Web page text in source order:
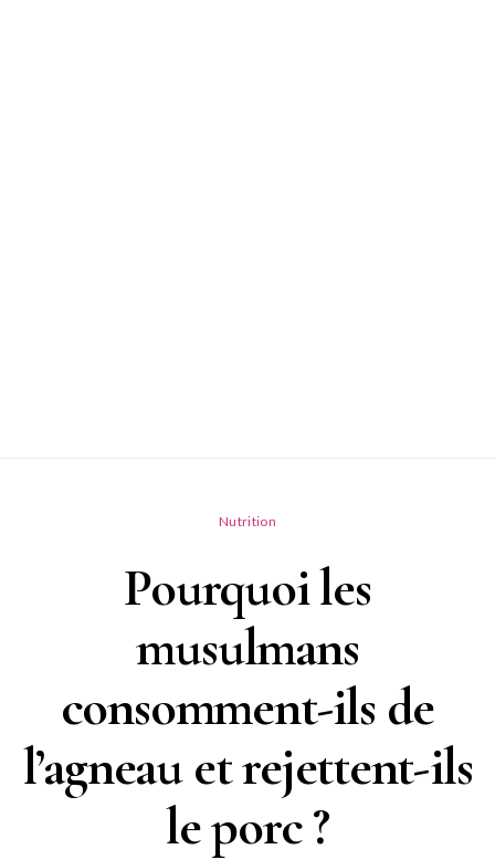
Nutrition
Pourquoi les
musulmans
consomment-ils de
l’agneau et rejettent-ils
le porc ?